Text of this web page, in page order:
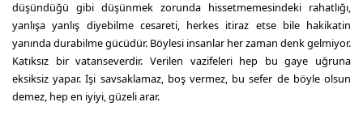
düşündüğü gibi düşünmek zorunda hissetmemesindeki rahatlığı,
yanlışa yanlış diyebilme cesareti, herkes itiraz etse bile hakikatin
yanında durabilme gücüdür. Böylesi insanlar her zaman denk gelmiyor.
Katıksız bir vatanseverdir. Verilen vazifeleri hep bu gaye uğruna
eksiksiz yapar. İşi savsaklamaz, boş vermez, bu sefer de böyle olsun
demez, hep en iyiyi, güzeli arar.